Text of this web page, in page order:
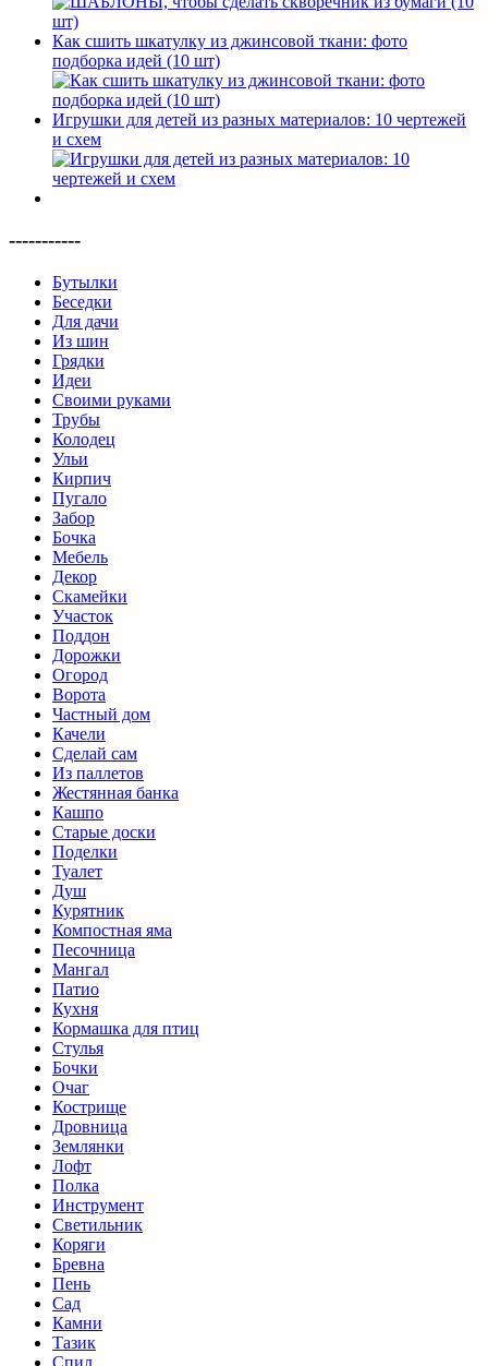
Как сшить шкатулку из джинсовой ткани: фото
подборка идей (10 шт)
Игрушки для детей из разных материалов: 10 чертежей
и схем
-----------
Бутылки
Беседки
Для дачи
Из шин
Грядки
Идеи
Своими руками
Трубы
Колодец
Ульи
Кирпич
Пугало
Забор
Бочка
Мебель
Декор
Скамейки
Участок
Поддон
Дорожки
Огород
Ворота
Частный дом
Качели
Сделай сам
Из паллетов
Жестянная банка
Кашпо
Старые доски
Поделки
Туалет
Душ
Курятник
Компостная яма
Песочница
Мангал
Патио
Кухня
Кормашка для птиц
Стулья
Бочки
Очаг
Кострище
Дровница
Землянки
Лофт
Полка
Инструмент
Светильник
Коряги
Бревна
Пень
Сад
Камни
Тазик
Спил